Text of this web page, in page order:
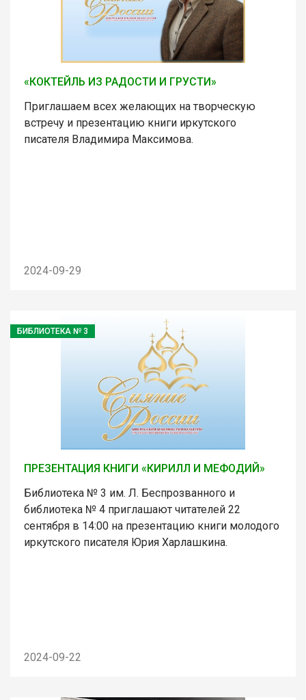
«КОКТЕЙЛЬ ИЗ РАДОСТИ И ГРУСТИ»
Приглашаем всех желающих на творческую
встречу и презентацию книги иркутского
писателя Владимира Максимова.
2024-09-29
БИБЛИОТЕКА № 3
ПРЕЗЕНТАЦИЯ КНИГИ «КИРИЛЛ И МЕФОДИЙ»
Библиотека № 3 им. Л. Беспрозванного и
библиотека № 4 приглашают читателей 22
сентября в 14:00 на презентацию книги молодого
иркутского писателя Юрия Харлашкина.
2024-09-22